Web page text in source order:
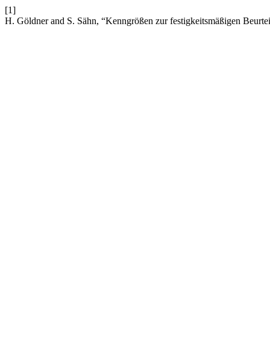
[1]
H. Göldner and S. Sähn, “Kenngrößen zur festigkeitsmäßigen